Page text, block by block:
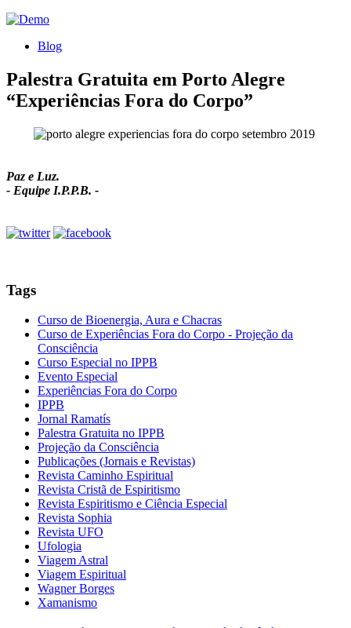
Blog
Palestra Gratuita em Porto Alegre
“Experiências Fora do Corpo”
Paz e Luz.
- Equipe I.P.P.B. -
Tags
Curso de Bioenergia, Aura e Chacras
Curso de Experiências Fora do Corpo - Projeção da
Consciência
Curso Especial no IPPB
Evento Especial
Experiências Fora do Corpo
IPPB
Jornal Ramatís
Palestra Gratuita no IPPB
Projeção da Consciência
Publicações (Jornais e Revistas)
Revista Caminho Espiritual
Revista Cristã de Espiritismo
Revista Espiritismo e Ciência Especial
Revista Sophia
Revista UFO
Ufologia
Viagem Astral
Viagem Espiritual
Wagner Borges
Xamanismo